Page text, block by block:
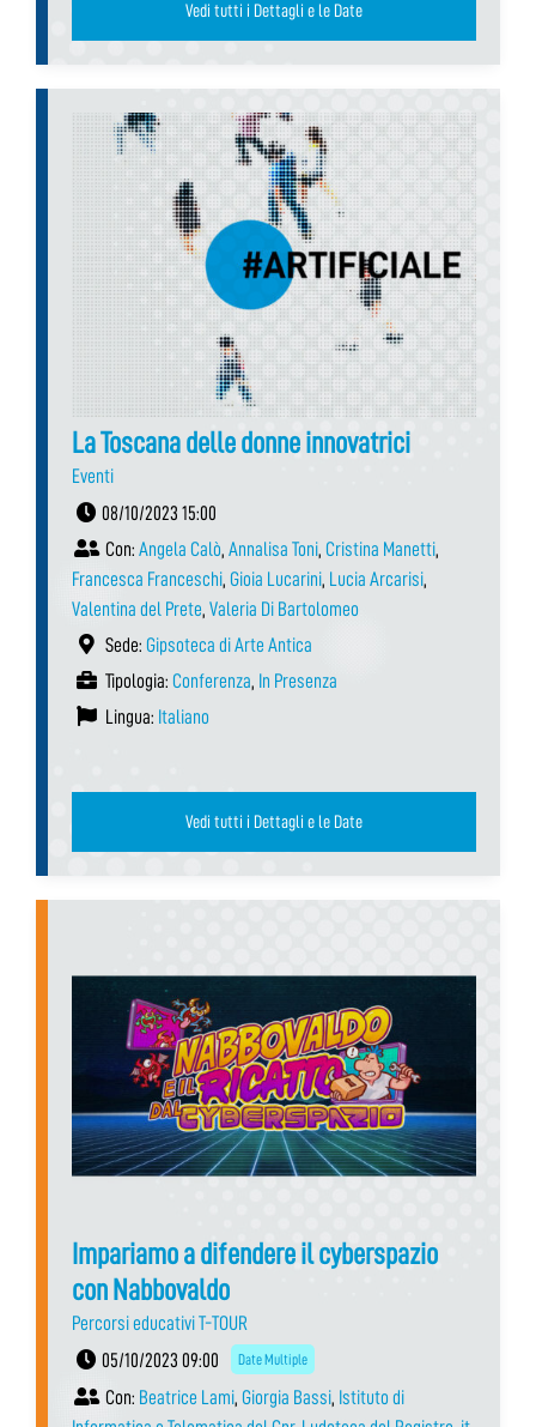
Vedi tutti i Dettagli e le Date
La Toscana delle donne innovatrici
Eventi
08/10/2023 15:00
Con: Angela Calò, Annalisa Toni, Cristina Manetti,
Francesca Franceschi, Gioia Lucarini, Lucia Arcarisi,
Valentina del Prete, Valeria Di Bartolomeo
Sede: Gipsoteca di Arte Antica
Tipologia: Conferenza, In Presenza
Lingua: Italiano
Vedi tutti i Dettagli e le Date
Impariamo a difendere il cyberspazio
con Nabbovaldo
Percorsi educativi T-TOUR
05/10/2023 09:00
Date Multiple
Con: Beatrice Lami, Giorgia Bassi, Istituto di